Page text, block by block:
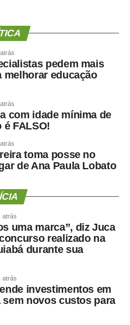
Pereira,
de Alagoas (Ufal) e
pelo Direito à
público para uma
passa, necessariamente,
é um direito social
e da educação
para que o Estado
Somos Todas
Lima, disse que quem
da necessidade de mais
Segundo ela, o desafio
da
da educação
magistério público.
pedem mais
melhorar educação
com idade mínima de
é FALSO!
toma posse no
de Ana Paula Lobato
atrás
uma marca”, diz Juca
realizado na
durante sua
atrás
investimentos em
novos custos para